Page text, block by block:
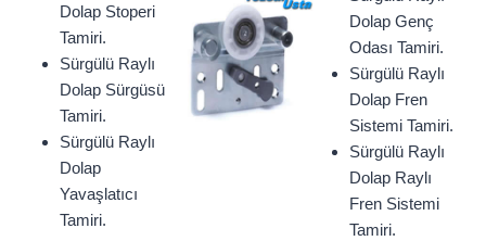
Dolap Stoperi
Tamiri.
Sürgülü Raylı
Dolap Sürgüsü
Tamiri.
Sürgülü Raylı
Dolap
Yavaşlatıcı
Tamiri.
Dolap Genç
Odası Tamiri.
Sürgülü Raylı
Dolap Fren
Sistemi Tamiri.
Sürgülü Raylı
Dolap Raylı
Fren Sistemi
Tamiri.